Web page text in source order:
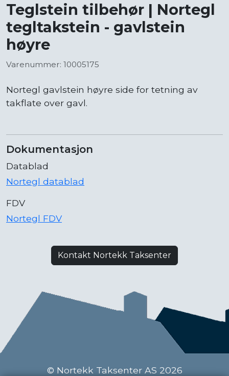
Teglstein tilbehør | Nortegl
tegltakstein - gavlstein
høyre
Varenummer: 10005175
Nortegl gavlstein høyre side for tetning av
takflate over gavl.
Dokumentasjon
Datablad
Nortegl datablad
FDV
Nortegl FDV
Kontakt Nortekk Taksenter
© Nortekk Taksenter AS 2026